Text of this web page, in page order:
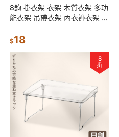
8鉤 掛衣架 衣架 木質衣架 多功
能衣架 吊帶衣架 內衣褲衣架 帽
勾
$18
8
折